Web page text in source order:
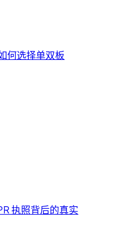
何选择单双板
执照背后的真实